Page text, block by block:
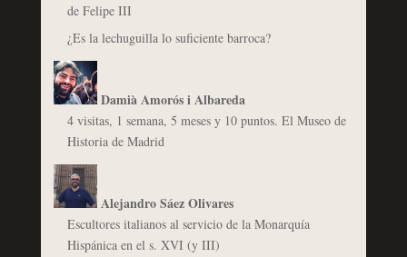
de Felipe III
¿Es la lechuguilla lo suficiente barroca?
Damià Amorós i Albareda
4 visitas, 1 semana, 5 meses y 10 puntos. El Museo de
Historia de Madrid
Alejandro Sáez Olivares
Escultores italianos al servicio de la Monarquía
Hispánica en el s. XVI (y III)